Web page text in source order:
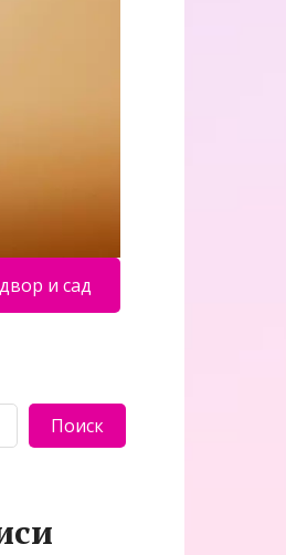
и сад
Поиск